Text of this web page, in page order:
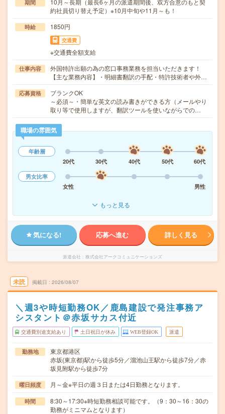
期間
10月～長期（最長6ヶ月の派遣期間後、双方合意のもと契
約社員切り替え予定）※10月中旬や11月～も！
時給 1850円
交通費
※交通費全額支給
仕事内容
外国特許出願の為の窓口事務業務を担当いただきます！
【主な業務内容】・明細書翻訳の手配・特許技術者や外…
応募資格
ブランクOK
～必須～・簡単な英文の読み書きができる方（メールやり
取り等で使用しますが、翻訳ツールを使いながらでの…
職場の雰囲気
年齢層
20代
30代 40代 50代
60代
男女比率
女性
男性
もっと見る
気になる! 応募へ進む 詳しく見る
派遣会社 株式会社アークコミュニケーションズ
未読 掲載日 2026/08/07
＼週3や時短勤務OK／鹿島建設で発注事務ア
シスタント＠赤坂サカス付近
交通費別途支給あり 土日祝日が休み WEB登録OK 派遣
勤務地
東京都港区
赤坂(東京都)駅から徒歩5分／溜池山王駅から徒歩7分／赤
坂見附駅から徒歩7分
曜日頻度 月～金※平日の週３日または4日勤務となります。
時間
8:30～17:30※時短勤務相談可能です。（9：30～16：30の
勤務がミニマムとなります）